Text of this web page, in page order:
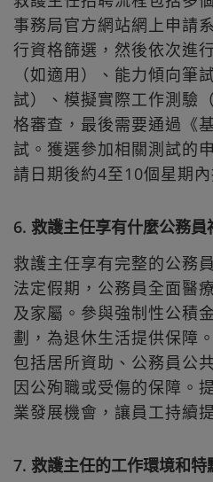
事務局官方網站網上申請
行資格篩選，然後依次進
（如適用）、能力傾向筆
試）、模擬實際工作測驗
格審查，最後需要通過《
試。獲選參加相關測試的
請日期後約4至10個星期內
6. 救護主任享有什麼公務員
救護主任享有完整的公務
法定假期，公務員全面醫
及家屬。參與強制性公積
劃，為退休生活提供保障
包括居所資助、公務員公
因公殉職或受傷的保障。
業發展機會，讓員工持續
7. 救護主任的工作環境和特